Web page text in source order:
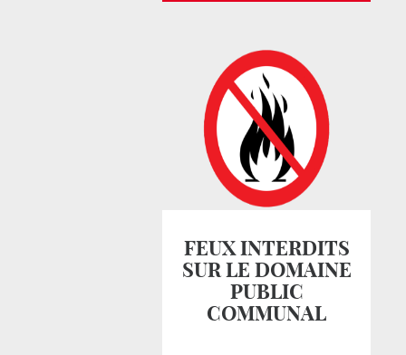
FEUX INTERDITS
SUR LE DOMAINE
PUBLIC
COMMUNAL